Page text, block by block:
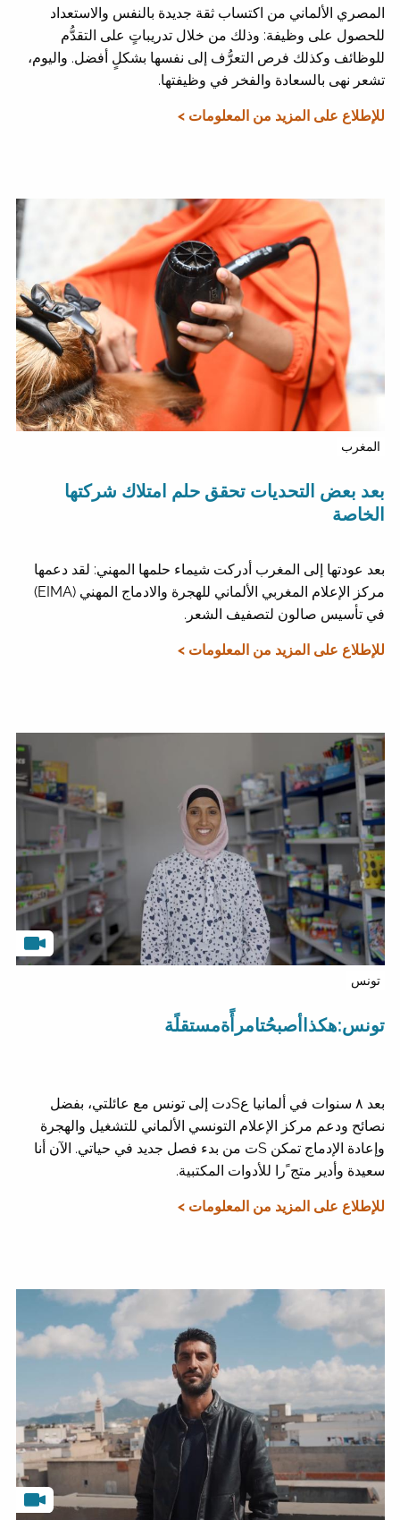
المصري الألماني من اكتساب ثقة جديدة بالنفس والاستعداد
للحصول على وظيفة: وذلك من خلال تدريباتٍ على التقدُّم
للوظائف وكذلك فرص التعرُّف إلى نفسها بشكلٍ أفضل. واليوم،
تشعر نهى بالسعادة والفخر في وظيفتها.
للإطلاع على المزيد من المعلومات >
المغرب
بعد بعض التحديات تحقق حلم امتلاك شركتها
الخاصة
بعد عودتها إلى المغرب أدركت شيماء حلمها المهني: لقد دعمها
مركز الإعلام المغربي الألماني للهجرة والادماج المهني (EIMA)
في تأسيس صالون لتصفيف الشعر.
للإطلاع على المزيد من المعلومات >
تونس
تونس:هكذاأصبحُتامرأًةمستقلًة
بعد ٨ سنوات في ألمانيا عSدت إلى تونس مع عائلتي، بفضل
نصائح ودعم مركز الإعلام التونسي الألماني للتشغيل والهجرة
وإعادة الإدماج تمكن Sت من بدء فصل جديد في حياتي. الآن أنا
سعيدة وأدير متج ًرا للأدوات المكتبية.
للإطلاع على المزيد من المعلومات >